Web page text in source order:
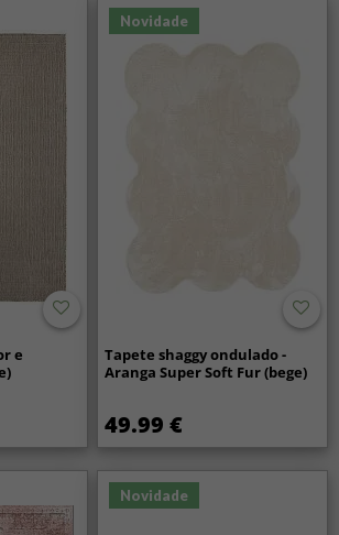
e
Novidade
Tapete shaggy ondulado -
Aranga Super Soft Fur (bege)
49.99 €
Novidade